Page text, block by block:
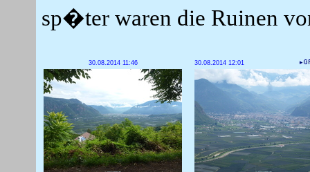
sp�ter waren die Ruinen
30.08.2014 11:46 30.08.2014 12:01